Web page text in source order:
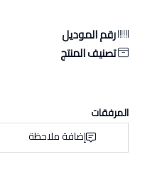
رقم الموديل
تصنيف المنتج
المرفقات
إضافة ملاحظة